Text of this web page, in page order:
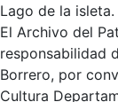
Lago de la
El Archivo del
responsabilidad
Borrero, por
Cultura